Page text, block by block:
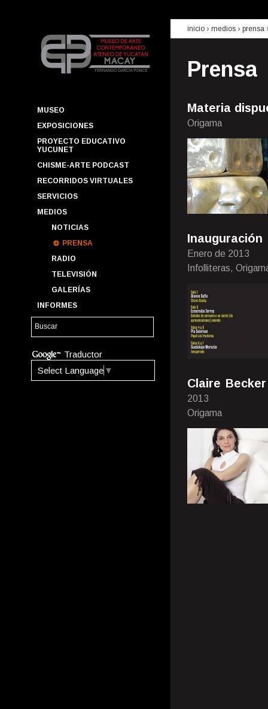
MUSEO
EXPOSICIONES
PROYECTO EDUCATIVO
YUCUNET
CHISME-ARTE PODCAST
RECORRIDOS VIRTUALES
SERVICIOS
MEDIOS
NOTICIAS
PRENSA
RADIO
TELEVISIÓN
GALERÍAS
INFORMES
Traductor
Select Language ▼
inicio › medios › prensa
Prensa
Materia
Origama
Enero de 2013
Infolliteras,
Claire
2013
Origama